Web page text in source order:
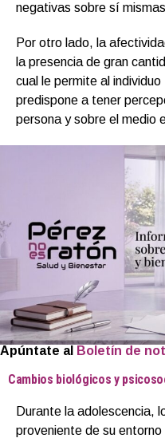
negativas sobre sí
Por otro lado, la
la presencia de gran
cual le permite al
predispone a tener
persona y sobre el medio
Apúntate al Boletín de
Cambios biológicos y
Durante la adolescencia,
proveniente de su